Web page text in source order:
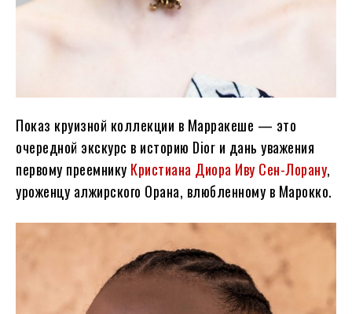
Показ круизной коллекции в Марракеше — это
очередной экскурс в историю Dior и дань уважения
первому преемнику Кристиана Диора Иву Сен-Лорану,
уроженцу алжирского Орана, влюбленному в Марокко.